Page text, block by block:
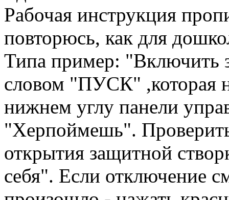
Рабочая инструкция
повторюсь, как для
Типа пример: "Включить
словом "ПУСК" ,которая
нижнем углу панели
"Херпоймешь".
открытия защитной
себя". Если отключение